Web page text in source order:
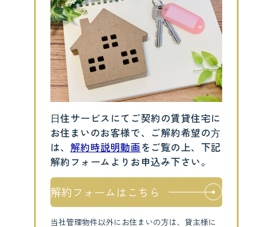
⽇住サービスにてご契約の賃貸住宅に
お住まいのお客様で、ご解約希望の⽅
は、 解約時説明動画をご覧の上、下記
解約フォームよりお申込み下さい。
解約フォームはこちら
当社管理物件以外にお住まいの方は、貸主様に